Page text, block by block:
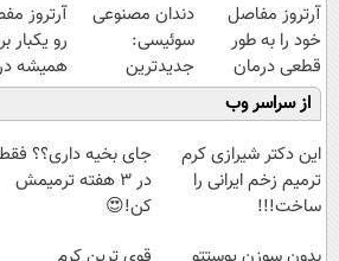
آرتروز مفاصل
خود را به طور
قطعی درمان
کنید!
◗پرسش‌نامه◖
دندان مصنوعی
سوئیسی:
جدیدترین
فناوری اروپا،
سبک و مقاوم |
پرداخت قسطی
آرتروز
رو یکبار
همیشه
کن!
از سراسر وب
این دکتر شیرازی کرم
ترمیم زخم ایرانی را
ساخت!!!
جای بخیه داری؟؟
در 3 هفته ترمیمش
کن!😍